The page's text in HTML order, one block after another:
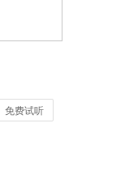
免费试听